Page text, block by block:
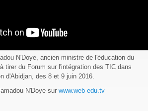
N'Doye, ancien ministre de l'éducation du
tirer du Forum sur l'intégration des TIC dans
d'Abidjan, des 8 et 9 juin 2016.
N'Doye sur www.web-edu.tv